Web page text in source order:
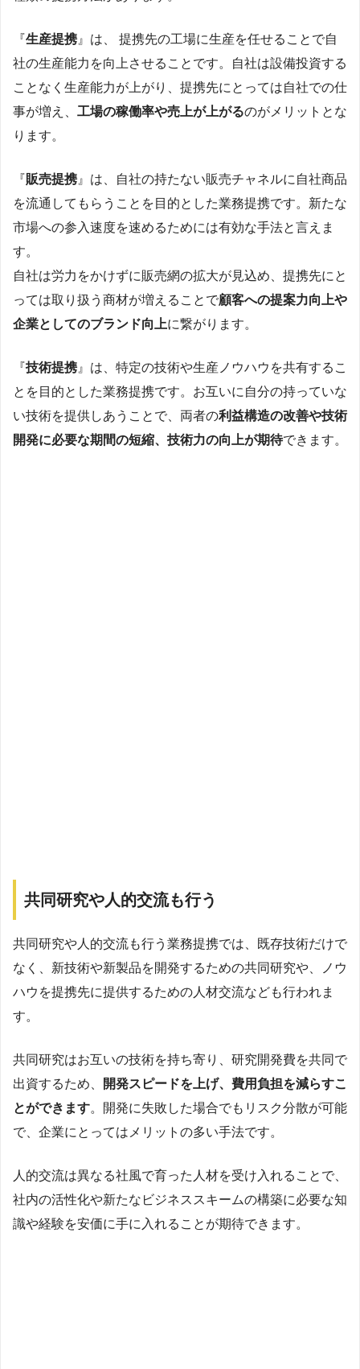
『生産提携 』は、 提携先の工場に生産を任せることで自
社の生産能力を向上させることです。自社は設備投資する
ことなく生産能力が上がり、提携先にとっては自社での仕
事が増え、 工場の稼働率や売上が上がるのがメリットとな
ります。
『販売提携 』は、自社の持たない販売チャネルに自社商品
を流通してもらうことを目的とした業務提携です。新たな
市場への参入速度を速めるためには有効な手法と言えま
す。
自社は労力をかけずに販売網の拡大が見込め、提携先にと
っては取り扱う商材が増えることで顧客への提案力向上や
企業としてのブランド向上に繋がります。
『技術提携 』は、特定の技術や生産ノウハウを共有するこ
とを目的とした業務提携です。お互いに自分の持っていな
い技術を提供しあうことで、両者の利益構造の改善や技術
開発に必要な期間の短縮、技術力の向上が期待できます。
共同研究や人的交流も行う
共同研究や人的交流も行う業務提携では、既存技術だけで
なく、新技術や新製品を開発するための共同研究や、ノウ
ハウを提携先に提供するための人材交流なども行われま
す。
共同研究はお互いの技術を持ち寄り、研究開発費を共同で
出資するため、
開発スピードを上げ、費用負担を減らすこ
とができます。開発に失敗した場合でもリスク分散が可能
で、企業にとってはメリットの多い手法です。
人的交流は異なる社風で育った人材を受け入れることで、
社内の活性化や新たなビジネススキームの構築に必要な知
識や経験を安価に手に入れることが期待できます。